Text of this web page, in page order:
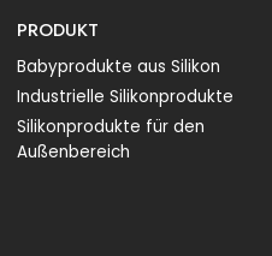
PRODUKT
Babyprodukte aus Silikon
Industrielle Silikonprodukte
Silikonprodukte für den
Außenbereich